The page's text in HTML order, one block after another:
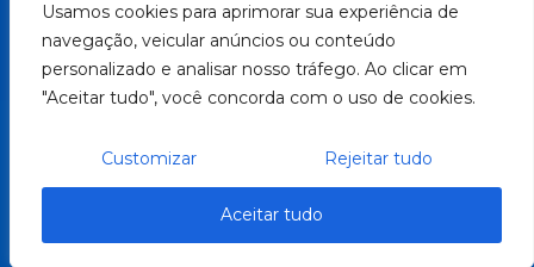
Usamos cookies para aprimorar sua experiência de
navegação, veicular anúncios ou conteúdo
personalizado e analisar nosso tráfego. Ao clicar em
"Aceitar tudo", você concorda com o uso de cookies.
Customizar Rejeitar tudo
Aceitar tudo
Copyright © 2026. Todos Direitos Reservados